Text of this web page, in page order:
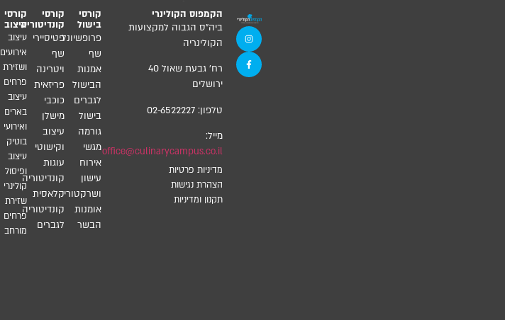
הקמפוס הקולינרי
ביה”ס הגבוה למקצועות
הקולינריה
רח’ גבעת שאול 40
ירושלים
טלפון: 02-6522227
מייל:
office@culinarycampus.co.il
מדיניות פרטיות
הצהרת נגישות
תקנון ומדיניות
קורסי
בישול
פרופשיונל
שף
אמנות
הבישול
לגברים
בישול
גורמה
מגשי
אירוח
עישון
ושרקטורי
אומנות
הבשר
קורסי
קונדיטוריה
פטיסיירי
שף
ויטרינה
פריזאית
כוכבי
מישלן
עיצוב
וקישוטי
עוגות
קונדיטוריה
קלאסית
קונדיטוריה
לגברים
קורסי
עיצוב
עיצוב
אירועים
ושזירת
פרחים
עיצוב
בארים
ואירועי
בוטיק
עיצוב
ופיסול
קולינרי
שזירת
פרחים
מורחב